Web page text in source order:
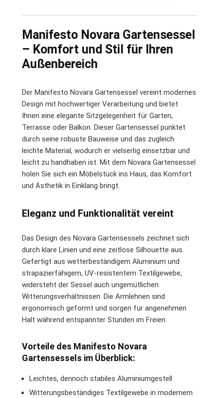
Manifesto Novara Gartensessel
– Komfort und Stil für Ihren
Außenbereich
Der Manifesto Novara Gartensessel vereint modernes
Design mit hochwertiger Verarbeitung und bietet
Ihnen eine elegante Sitzgelegenheit für Garten,
Terrasse oder Balkon. Dieser Gartensessel punktet
durch seine robuste Bauweise und das zugleich
leichte Material, wodurch er vielseitig einsetzbar und
leicht zu handhaben ist. Mit dem Novara Gartensessel
holen Sie sich ein Möbelstück ins Haus, das Komfort
und Ästhetik in Einklang bringt.
Eleganz und Funktionalität vereint
Das Design des Novara Gartensessels zeichnet sich
durch klare Linien und eine zeitlose Silhouette aus.
Gefertigt aus wetterbeständigem Aluminium und
strapazierfähigem, UV-resistentem Textilgewebe,
widersteht der Sessel auch ungemütlichen
Witterungsverhältnissen. Die Armlehnen sind
ergonomisch geformt und sorgen für angenehmen
Halt während entspannter Stunden im Freien.
Vorteile des Manifesto Novara
Gartensessels im Überblick:
Leichtes, dennoch stabiles Aluminiumgestell
Witterungsbeständiges Textilgewebe in modernem